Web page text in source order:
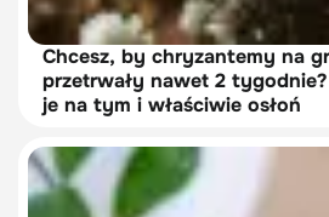
Chcesz, by chryzantemy na
przetrwały nawet 2
je na tym i właściwie osłoń